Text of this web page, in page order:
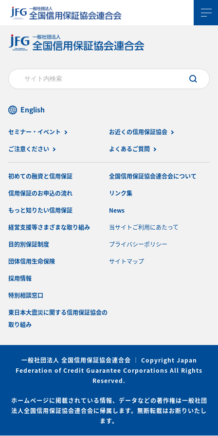
English
セミナー・イベント お近くの信用保証協会
ご注意ください よくあるご質問
初めての融資と信用保証
信用保証のお申込の流れ
もっと知りたい信用保証
経営支援等さまざまな取り組み
目的別保証制度
団体信用生命保険
採用情報
特別相談窓口
東日本大震災に関する信用保証協会の
取り組み
全国信用保証協会連合会について
リンク集
News
当サイトご利用にあたって
プライバシーポリシー
サイトマップ
一般社団法人 全国信用保証協会連合会 ｜ Copyright Japan
Federation of Credit Guarantee Corporations All Rights
Reserved.
ホームページに掲載されている情報、データなどの著作権は一般社団
法人全国信用保証協会連合会に帰属します。無断転載はお断りいたし
ます。